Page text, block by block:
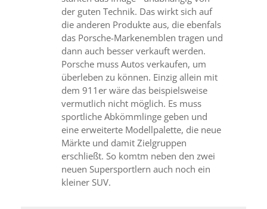
der guten Technik. Das wirkt sich auf
die anderen Produkte aus, die ebenfals
das Porsche-Markenemblen tragen und
dann auch besser verkauft werden.
Porsche muss Autos verkaufen, um
überleben zu können. Einzig allein mit
dem 911er wäre das beispielsweise
vermutlich nicht möglich. Es muss
sportliche Abkömmlinge geben und
eine erweiterte Modellpalette, die neue
Märkte und damit Zielgruppen
erschließt. So komtm neben den zwei
neuen Supersportlern auch noch ein
kleiner SUV.